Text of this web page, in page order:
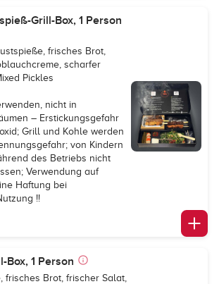
Grill-Box, 1 Person
frisches Brot,
scharfer
Pickles
nicht in
– Erstickungsgefahr
Grill und Kohle werden
von Kindern
des Betriebs nicht
Verwendung auf
Haftung bei
!!
Box, 1 Person
frisches Brot, frischer Salat,